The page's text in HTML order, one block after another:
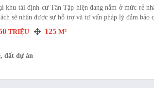
khu tái định cư Tân Tập hiện đang nằm ở mức rẻ
sẽ nhận được sự hỗ trợ và tư vấn pháp lý đảm bảo
TRIỆU 125 M²
đất dự án